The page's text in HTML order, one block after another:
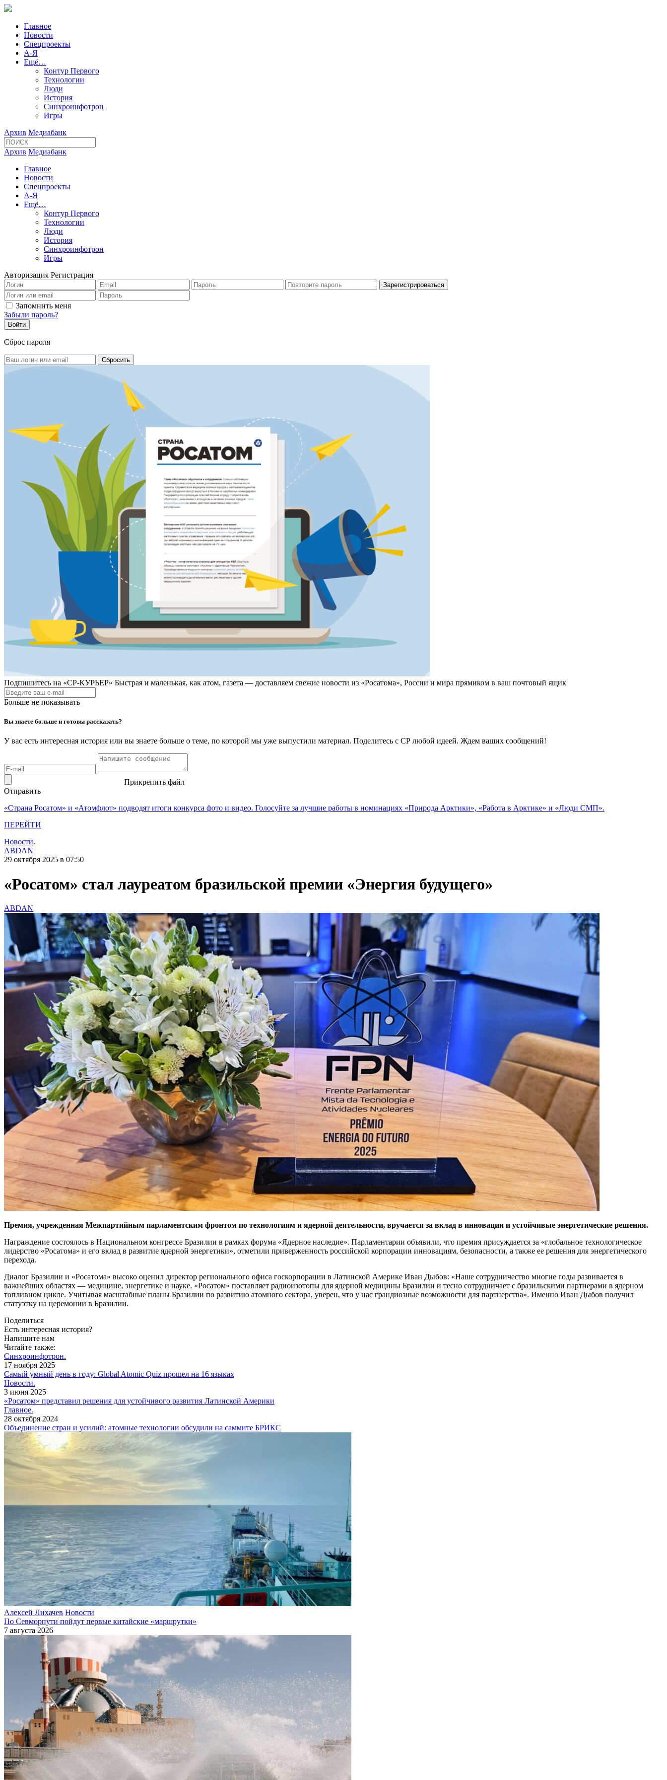
Главное
Новости
Спецпроекты
А-Я
Ещё…
Контур Первого
Технологии
Люди
История
Синхроинфотрон
Игры
Архив Медиабанк
Архив Медиабанк
Главное
Новости
Спецпроекты
А-Я
Ещё…
Контур Первого
Технологии
Люди
История
Синхроинфотрон
Игры
Авторизация Регистрация
Запомнить меня
Забыли пароль?
Сброс пароля
Подпишитесь на «СР-КУРЬЕР» Быстрая и маленькая, как атом, газета — доставляем свежие новости из «Росатома», России и мира прямиком в ваш почтовый ящик
Больше не показывать
Вы знаете больше и готовы рассказать?
У вас есть интересная история или вы знаете больше о теме, по которой мы уже выпустили материал. Поделитесь с СР любой идеей. Ждем ваших сообщений!
Прикрепить файл
Отправить
«Страна Росатом» и «Атомфлот» подводят итоги конкурса фото и видео. Голосуйте за лучшие работы в номинациях «Природа Арктики», «Работа в Арктике» и «Люди СМП».
ПЕРЕЙТИ
Новости.
ABDAN
29 октября 2025 в 07:50
«Росатом» стал лауреатом бразильской премии «Энергия будущего»
ABDAN
Премия, учрежденная Межпартийным парламентским фронтом по технологиям и ядерной деятельности, вручается за вклад в инновации и устойчивые энергетические решения.
Награждение состоялось в Национальном конгрессе Бразилии в рамках форума «Ядерное наследие». Парламентарии объявили, что премия присуждается за «глобальное технологическое
лидерство «Росатома» и его вклад в развитие ядерной энергетики», отметили приверженность российской корпорации инновациям, безопасности, а также ее решения для энергетического
перехода.
Диалог Бразилии и «Росатома» высоко оценил директор регионального офиса госкорпорации в Латинской Америке Иван Дыбов: «Наше сотрудничество многие годы развивается в
важнейших областях — ​медицине, энергетике и науке. «Росатом» поставляет радиоизотопы для ядерной медицины Бразилии и тесно сотрудничает с бразильскими партнерами в ядерном
топливном цикле. Учитывая масштабные планы Бразилии по развитию атомного сектора, уверен, что у нас грандиозные возможности для партнерства». Именно Иван Дыбов получил
статуэтку на церемонии в Бразилии.
Поделиться
Есть интересная история?
Напишите нам
Читайте также:
Синхроинфотрон.
17 ноября 2025
Самый умный день в году: Global Atomic Quiz прошел на 16 языках
Новости.
3 июня 2025
«Росатом» представил решения для устойчивого развития Латинской Америки
Главное.
28 октября 2024
Объединение стран и усилий: атомные технологии обсудили на саммите БРИКС
Алексей Лихачев Новости
По Севморпути пойдут первые китайские «маршрутки»
7 августа 2026